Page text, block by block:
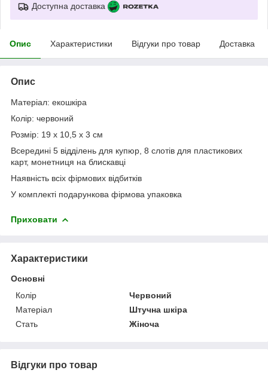
Доступна доставка
Опис Характеристики Відгуки про товар Доставка
Опис
Матеріал: екошкіра
Колір: червоний
Розмір: 19 x 10,5 x 3 см
Всередині 5 відділень для купюр, 8 слотів для пластикових
карт, монетниця на блискавці
Наявність всіх фірмових відбитків
У комплекті подарункова фірмова упаковка
Приховати
Характеристики
Основні
Колір
Червоний
Матеріал
Штучна шкіра
Стать
Жіноча
Відгуки про товар